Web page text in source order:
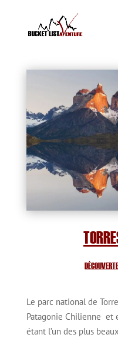
Le parc national de
Patagonie Chilienne et
étant l’un des plus